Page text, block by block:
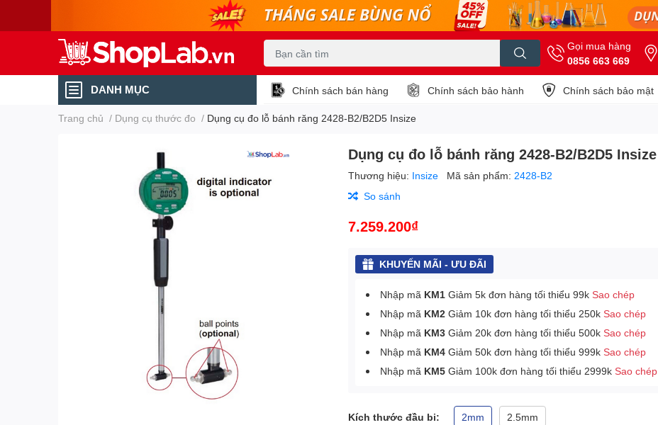
Gọi mua hàng
0856 663 669
DANH MỤC Chính sách bán hàng Chính sách bảo hành Chính sách bảo mật
Trang chủ / Dụng cụ thước đo / Dụng cụ đo lỗ bánh răng 2428-B2/B2D5 Insize
Dụng cụ đo lỗ bánh răng 2428-B2/B2D5 Insize
Thương hiệu: Insize Mã sản phẩm: 2428-B2
So sánh
7.259.200₫
KHUYẾN MÃI - ƯU ĐÃI
Nhập mã KM1 Giảm 5k đơn hàng tối thiểu 99kSao chép
Nhập mã KM2 Giảm 10k đơn hàng tối thiểu 250kSao chép
Nhập mã KM3 Giảm 20k đơn hàng tối thiểu 500kSao chép
Nhập mã KM4 Giảm 50k đơn hàng tối thiểu 999kSao chép
Nhập mã KM5 Giảm 100k đơn hàng tối thiểu 2999kSao chép
Kích thước đầu bi: 2mm 2.5mm